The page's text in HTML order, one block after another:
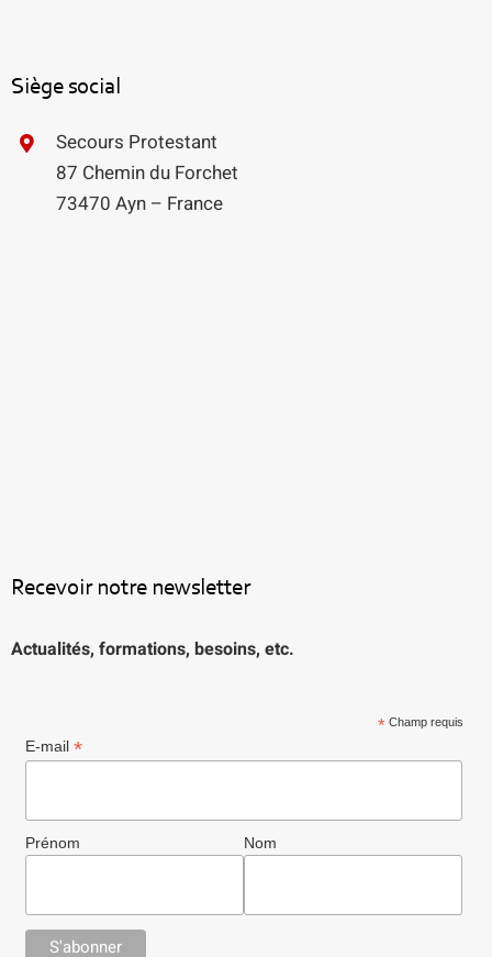
Siège social
Secours Protestant
87 Chemin du Forchet
73470 Ayn – France
Recevoir notre newsletter
Actualités, formations, besoins, etc.
*Champ requis
E-mail *
Prénom Nom